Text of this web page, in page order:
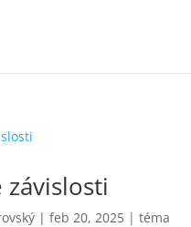
|feb 20, 2025 |téma